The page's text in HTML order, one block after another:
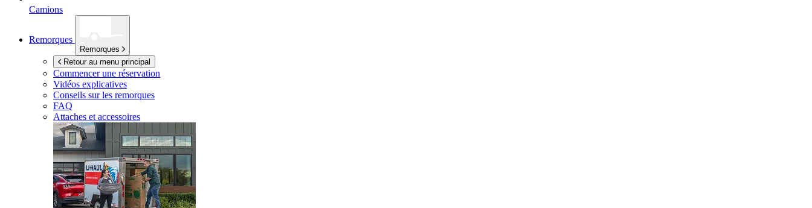
Camions
Remorques
Remorques
Retour au menu principal
Commencer une réservation
Vidéos explicatives
Conseils sur les remorques
FAQ
Attaches et accessoires